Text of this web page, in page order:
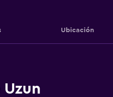
Ubicación